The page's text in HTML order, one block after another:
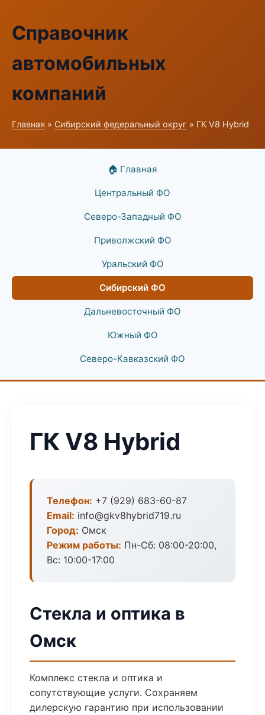
Справочник
автомобильных
компаний
Главная » Сибирский федеральный округ » ГК V8 Hybrid
🏠 Главная
Центральный ФО
Северо-Западный ФО
Приволжский ФО
Уральский ФО
Сибирский ФО
Дальневосточный ФО
Южный ФО
Северо-Кавказский ФО
ГК V8 Hybrid
Телефон: +7 (929) 683-60-87
Email: info@gkv8hybrid719.ru
Город: Омск
Режим работы: Пн-Сб: 08:00-20:00,
Вс: 10:00-17:00
Стекла и оптика в
Омск
Комплекс стекла и оптика и
сопутствующие услуги. Сохраняем
дилерскую гарантию при использовании